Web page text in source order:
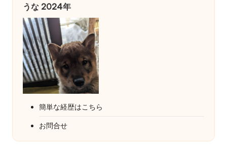
うな 2024年
簡単な経歴はこちら
お問合せ